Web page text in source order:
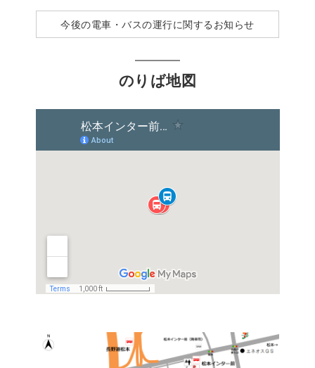
今後の電車・バスの運行に関するお知らせ
のりば地図